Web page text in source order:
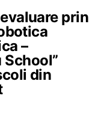
prin
–
School”
din